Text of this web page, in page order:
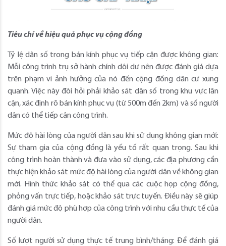
Tiêu chí về hiệu quả phục vụ cộng đồng
Tỷ lệ dân số trong bán kính phục vụ tiếp cận được không gian:
Mỗi công trình trụ sở hành chính dôi dư nên được đánh giá dựa
trên phạm vi ảnh hưởng của nó đến cộng đồng dân cư xung
quanh. Việc này đòi hỏi phải khảo sát dân số trong khu vực lân
cận, xác định rõ bán kính phục vụ (từ 500m đến 2km) và số người
dân có thể tiếp cận công trình.
Mức độ hài lòng của người dân sau khi sử dụng không gian mới:
Sự tham gia của cộng đồng là yếu tố rất quan trọng. Sau khi
công trình hoàn thành và đưa vào sử dụng, các địa phương cần
thực hiện khảo sát mức độ hài lòng của người dân về không gian
mới. Hình thức khảo sát có thể qua các cuộc họp cộng đồng,
phỏng vấn trực tiếp, hoặc khảo sát trực tuyến. Điều này sẽ giúp
đánh giá mức độ phù hợp của công trình với nhu cầu thực tế của
người dân.
Số lượt người sử dụng thực tế trung bình/tháng: Để đánh giá